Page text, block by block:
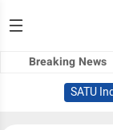
Breaking News
SATU